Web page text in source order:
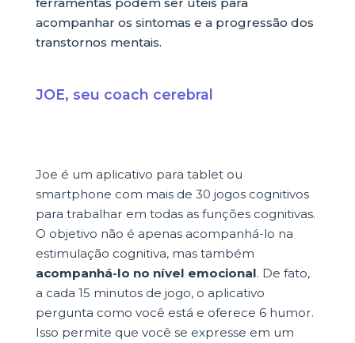
acompanhar os sintomas e a progressão dos
transtornos mentais.
JOE, seu coach cerebral
Joe é um aplicativo para tablet ou
smartphone com mais de 30 jogos cognitivos
para trabalhar em todas as funções cognitivas.
O objetivo não é apenas acompanhá-lo na
estimulação cognitiva, mas também
acompanhá-lo no nível emocional. De fato,
a cada 15 minutos de jogo, o aplicativo
pergunta como você está e oferece 6 humor.
Isso permite que você se expresse em um